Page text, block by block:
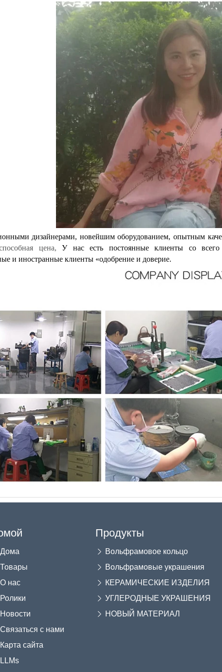
дизайнерами, новейшим оборудованием, опытным
цена, У нас есть постоянные клиенты со
и иностранные клиенты «одобрение и доверие.
Дома
Товары
О нас
Ролики
Новости
Связаться с нами
Карта сайта
LLMs
Продукты
Вольфрамовое кольцо
Вольфрамовые украшения
КЕРАМИЧЕСКИЕ ИЗДЕЛИЯ
УГЛЕРОДНЫЕ УКРАШЕНИЯ
НОВЫЙ МАТЕРИАЛ